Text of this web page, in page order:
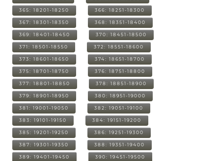
365: 18201-18250 366: 18251-18300
367: 18301-18350 368: 18351-18400
369: 18401-18450 370: 18451-18500
371: 18501-18550 372: 18551-18600
373: 18601-18650 374: 18651-18700
375: 18701-18750 376: 18751-18800
377: 18801-18850 378: 18851-18900
379: 18901-18950 380: 18951-19000
381: 19001-19050 382: 19051-19100
383: 19101-19150 384: 19151-19200
385: 19201-19250 386: 19251-19300
387: 19301-19350 388: 19351-19400
389: 19401-19450 390: 19451-19500